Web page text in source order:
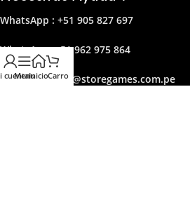
WhatsApp : +51 905 827 697
WhatsApp: +51 962 975 864
Correo:ventas@storegames.com.pe
cuenta
MenuInicioCarro